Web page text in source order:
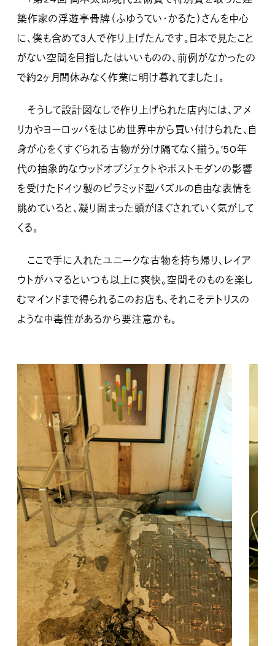
築作家の浮遊亭骨牌（ふゆうてい・かるた）さんを中心
に、僕も含めて3人で作り上げたんです。日本で見たこと
がない空間を目指したはいいものの、前例がなかったの
で約2ヶ月間休みなく作業に明け暮れてました」。
そうして設計図なしで作り上げられた店内には、アメ
リカやヨーロッパをはじめ世界中から買い付けられた、自
身が心をくすぐられる古物が分け隔てなく揃う。’50年
代の抽象的なウッドオブジェクトやポストモダンの影響
を受けたドイツ製のピラミッド型パズルの自由な表情を
眺めていると、凝り固まった頭がほぐされていく気がして
くる。
ここで手に入れたユニークな古物を持ち帰り、レイア
ウトがハマるといつも以上に爽快。空間そのものを楽し
むマインドまで得られるこのお店も、それこそテトリスの
ような中毒性があるから要注意かも。